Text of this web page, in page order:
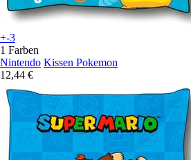
+-3
1 Farben
Nintendo Kissen Pokemon
12,44 €